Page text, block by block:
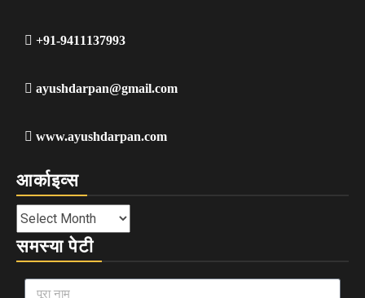
+91-9411137993
ayushdarpan@gmail.com
www.ayushdarpan.com
आर्काइव्स
समस्या पेटी